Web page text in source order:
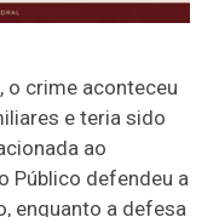
o crime aconteceu
e teria sido
ao
Público defendeu a
enquanto a defesa